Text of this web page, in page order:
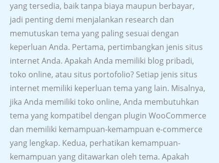
yang tersedia, baik tanpa biaya maupun berbayar,
jadi penting demi menjalankan research dan
memutuskan tema yang paling sesuai dengan
keperluan Anda. Pertama, pertimbangkan jenis situs
internet Anda. Apakah Anda memiliki blog pribadi,
toko online, atau situs portofolio? Setiap jenis situs
internet memiliki keperluan tema yang lain. Misalnya,
jika Anda memiliki toko online, Anda membutuhkan
tema yang kompatibel dengan plugin WooCommerce
dan memiliki kemampuan-kemampuan e-commerce
yang lengkap. Kedua, perhatikan kemampuan-
kemampuan yang ditawarkan oleh tema. Apakah